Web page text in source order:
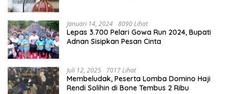
Januari 14, 2024 8090 Lihat
Lepas 3.700 Pelari Gowa Run 2024, Bupati
Adnan Sisipkan Pesan Cinta
Juli 12, 2025 7017 Lihat
Membeludak, Peserta Lomba Domino Haji
Rendi Solihin di Bone Tembus 2 Ribu